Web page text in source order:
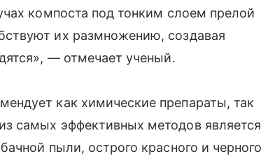
компоста под тонким слоем прелой
их размножению, создавая
— отмечает ученый.
как химические препараты, так
самых эффективных методов является
пыли, острого красного и черного